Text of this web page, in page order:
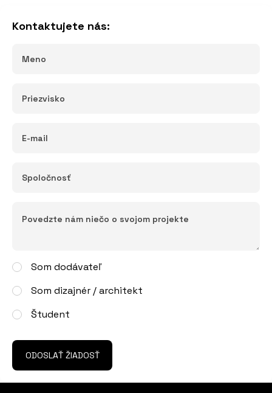
Kontaktujete nás:
Som dodávateľ
Som dizajnér / architekt
Študent
ODOSLAŤ ŽIADOSŤ